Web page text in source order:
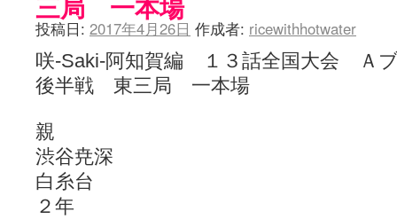
投稿日: 2017年4月26日 作成者: ricewithhotwater
咲-Saki-阿知賀編 １３話全国大会
後半戦 東三局 一本場
親
渋谷尭深
白糸台
２年